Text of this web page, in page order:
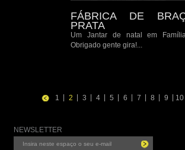
FÁBRICA DE
PRATA
Um Jantar de natal em
Obrigado gente gira!...
1 2 3 4 5 6 7 8 9 10
NEWSLETTER